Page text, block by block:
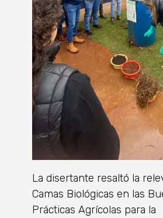
La disertante resaltó la
Camas Biológicas en las
Prácticas Agrícolas para la